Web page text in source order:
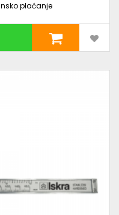
plaćanje